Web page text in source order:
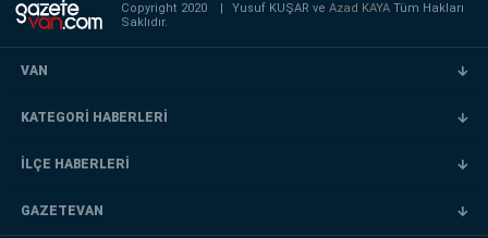
Copyright 2020 Yusuf KUŞAR veAzad KAYATüm Hakları
Saklıdır.
VAN
KATEGORİ HABERLERİ
İLÇE HABERLERİ
GAZETEVAN